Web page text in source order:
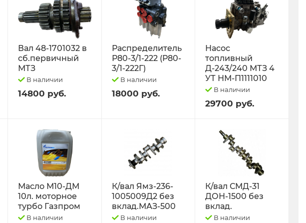
Вал 48-1701032 в
сб.первичный
МТЗ
В наличии
14800 руб.
Распределитель
Р80-3/1-222 (Р80-
3/1-222Г)
В наличии
18000 руб.
Насос
топливный
Д-243/240 МТЗ 4
УТ НМ-П1111010
В наличии
29700 руб.
Масло М10-ДМ
10л. моторное
турбо Газпром
В наличии
К/вал Ямз-236-
1005009Д2 без
вклад.МАЗ-500
В наличии
К/вал СМД-31
ДОН-1500 без
вклад.
В наличии